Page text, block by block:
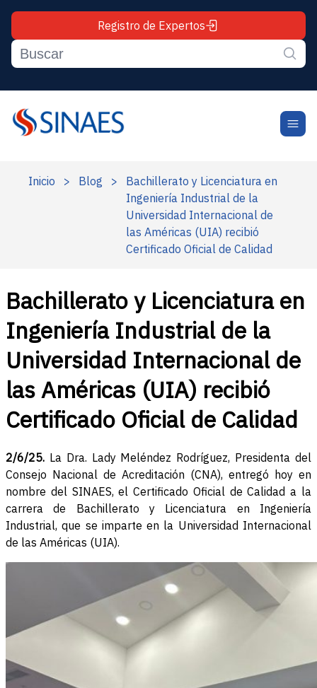
Registro de Expertos
Inicio > Blog >
Bachillerato y Licenciatura en
Ingeniería Industrial de la
Universidad Internacional de
las Américas (UIA) recibió
Certificado Oficial de Calidad
Bachillerato y Licenciatura en
Ingeniería Industrial de la
Universidad Internacional de
las Américas (UIA) recibió
Certificado Oficial de Calidad
2/6/25. La Dra. Lady Meléndez Rodríguez, Presidenta del
Consejo Nacional de Acreditación (CNA), entregó hoy en
nombre del SINAES, el Certificado Oficial de Calidad a la
carrera de Bachillerato y Licenciatura en Ingeniería
Industrial, que se imparte en la Universidad Internacional
de las Américas (UIA).